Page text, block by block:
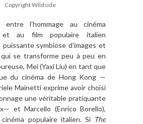
Copyright Wildside
entre l’hommage au cinéma
et au film populaire italien
symbiose d’images et
qui se transforme peu à peu en
Mei (Yaxi Liu) en tant que
du cinéma de Hong Kong —
Mainetti exprime avoir choisi
une véritable pratiquante
et Marcello (Enrico Borello),
populaire italien. Si The